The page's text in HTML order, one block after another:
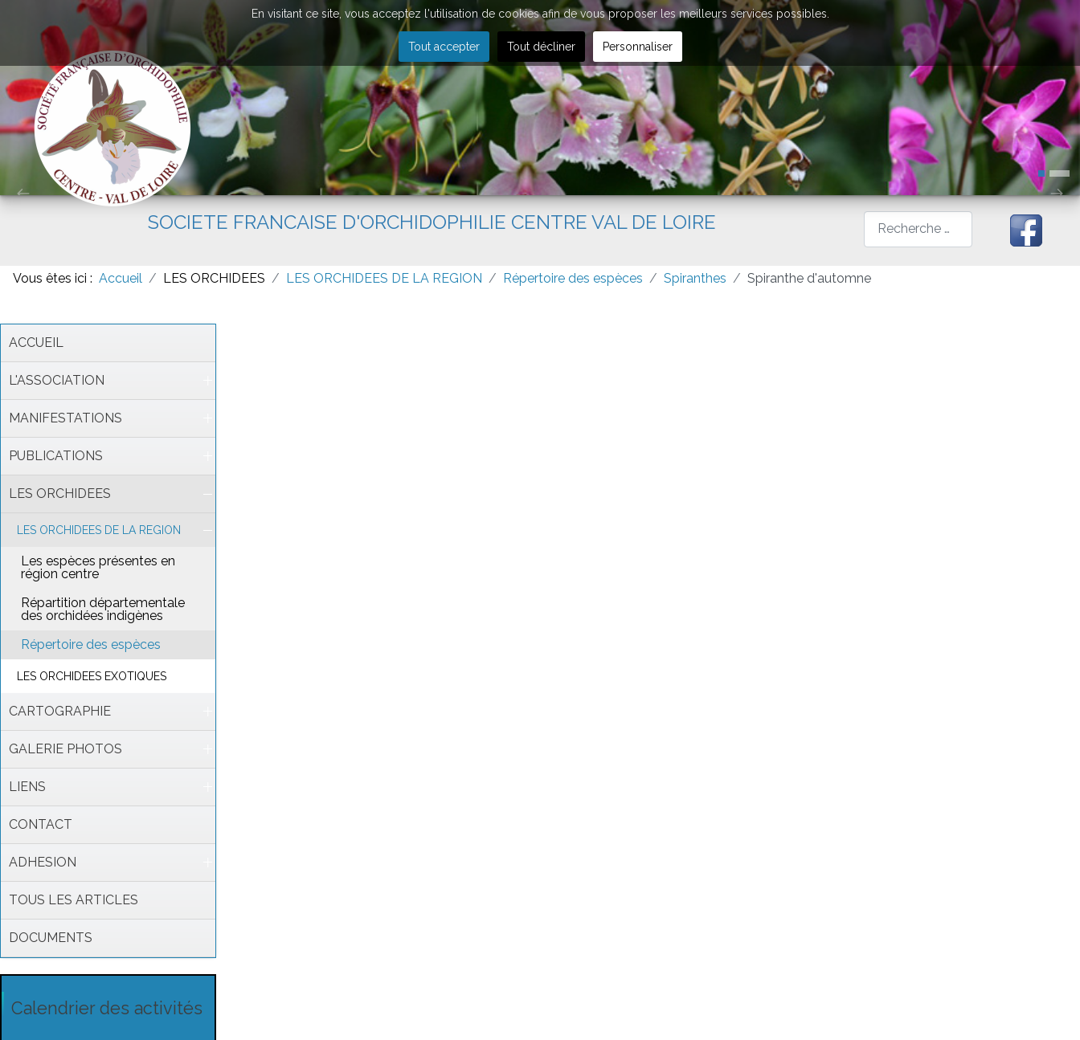
SOCIETE FRANCAISE D'ORCHIDOPHILIE CENTRE VAL DE LOIRE Rechercher
Vous êtes ici : Accueil LES ORCHIDEES LES ORCHIDEES DE LA REGION Répertoire des espèces Spiranthes Spiranthe d'automne
ACCUEIL
L'ASSOCIATION
MANIFESTATIONS
PUBLICATIONS
LES ORCHIDEES
LES ORCHIDEES DE LA REGION
Les espèces présentes en
région centre
Répartition départementale
des orchidées indigènes
Répertoire des espèces
LES ORCHIDEES EXOTIQUES
CARTOGRAPHIE
GALERIE PHOTOS
LIENS
CONTACT
ADHESION
TOUS LES ARTICLES
DOCUMENTS
Calendrier des activités
En visitant ce site, vous acceptez l'utilisation de cookies afin de vous proposer les meilleurs services possibles.
Tout accepter Tout décliner Personnaliser